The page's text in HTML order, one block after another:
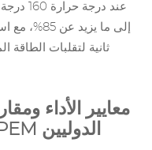
ثانية لتقلبات الطاقة
معايير الأداء
أجهزة التحليل الكهربائي PEM الدوليين